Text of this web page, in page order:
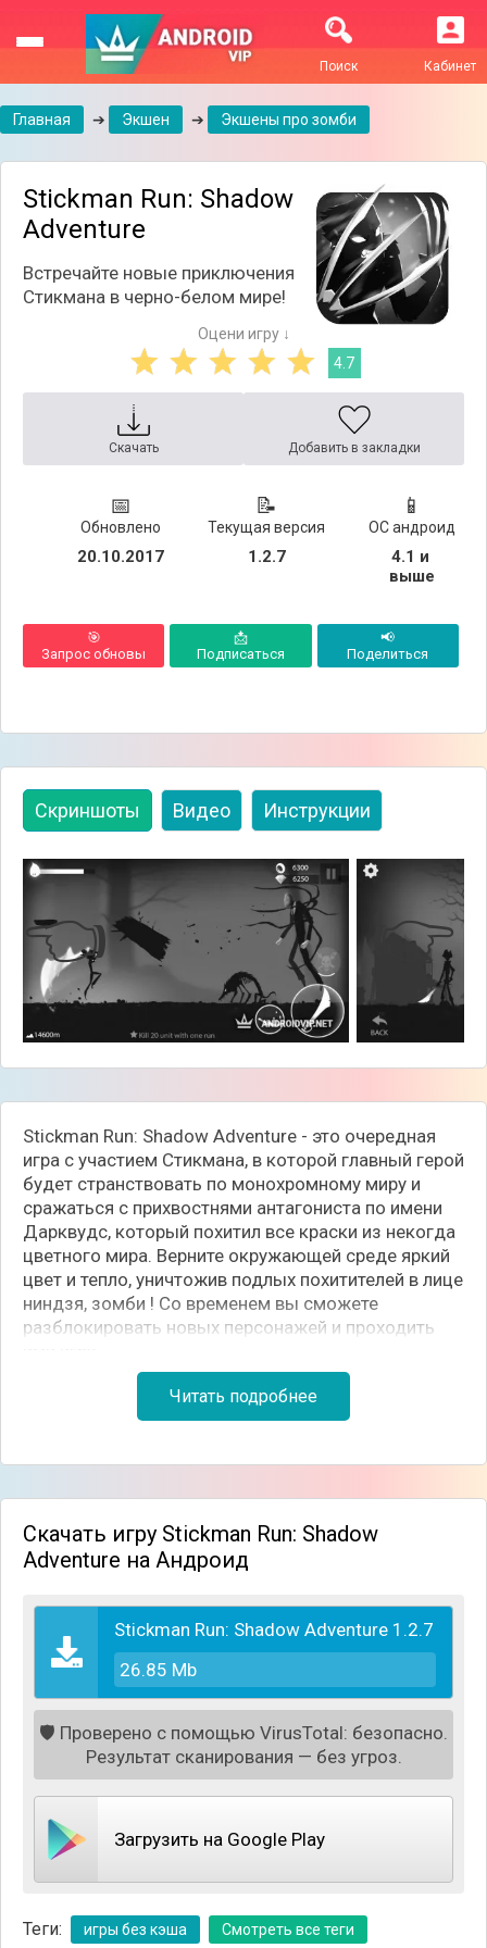
Кабинет
Поиск
Главная ➔ Экшен ➔ Экшены про зомби
Stickman Run: Shadow
Adventure
Встречайте новые приключения
Стикмана в черно-белом мире!
Оцени игру ↓
4.7
Скачать Добавить в закладки
📅
Обновлено
20.10.2017
📝
Текущая версия
1.2.7
📱
ОС андроид
4.1 и
выше
🎯
Запрос обновы
📩
Подписаться
📢
Поделиться
Скриншоты Видео Инструкции
👈 👉
Stickman Run: Shadow Adventure - это очередная
игра с участием Стикмана, в которой главный герой
будет странствовать по монохромному миру и
сражаться с прихвостнями антагониста по имени
Дарквудс, который похитил все краски из некогда
цветного мира. Верните окружающей среде яркий
цвет и тепло, уничтожив подлых похитителей в лице
ниндзя, зомби ! Со временем вы сможете
разблокировать новых персонажей и проходить
Читать подробнее
Скачать игру Stickman Run: Shadow
Adventure на Андроид
Stickman Run: Shadow Adventure 1.2.7
26.85 Mb
🛡️ Проверено с помощью VirusTotal: безопасно.
Результат сканирования — без угроз.
Загрузить на Google Play
Теги: игры без кэша Смотреть все теги